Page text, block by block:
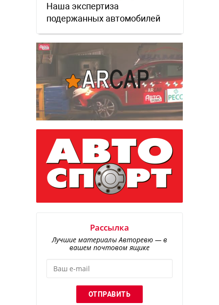
Наша экспертиза
подержанных автомобилей
Рассылка
Лучшие материалы Авторевю — в
вашем почтовом ящике